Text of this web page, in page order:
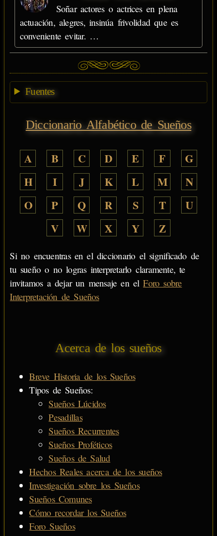
Soñar actores o actrices en plena
actuación, alegres, insinúa frivolidad que es
conveniente evitar. …
Fuentes
Diccionario Alfabético de Sueños
A B C D E F
G
H
I J K L M
N
O
P Q R S T
U
V
W X Y Z
Si no encuentras en el diccionario el significado de
tu sueño o no logras interpretarlo claramente, te
invitamos a dejar un mensaje en elForo sobre
Interpretación de Sueños
Acerca de los sueños
Breve Historia de los Sueños
Tipos de Sueños:
Sueños Lúcidos
Pesadillas
Sueños Recurrentes
Sueños Proféticos
Sueños de Salud
Hechos Reales acerca de los sueños
Investigación sobre los Sueños
Sueños Comunes
Cómo recordar los Sueños
Foro Sueños